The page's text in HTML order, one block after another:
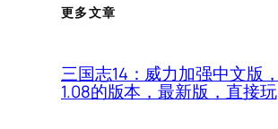
更多文章
三国志14：威力加强中文版，
1.08的版本，最新版，直接玩